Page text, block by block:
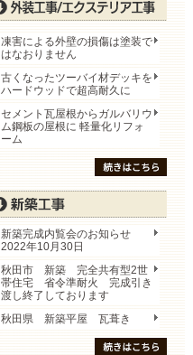
凍害による外壁の損傷は塗装で
はなおりません
古くなったツーバイ材デッキを
ハードウッドで超高耐久に
セメント瓦屋根からガルバリウ
ム鋼板の屋根に 軽量化リフォ
ーム
新築完成内覧会のお知らせ
2022年10月30日
秋田市 新築 完全共有型2世
帯住宅 省令準耐火 完成引き
渡し終了しております
秋田県 新築平屋 瓦葺き